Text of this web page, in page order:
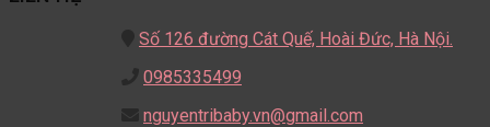
Số 126 đường Cát Quế, Hoài Đức, Hà Nội.
0985335499
nguyentribaby.vn@gmail.com